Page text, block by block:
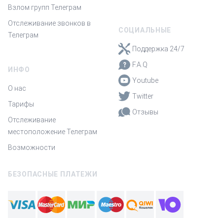
Взлом групп Телеграм
Отслеживание звонков в
Телеграм
ИНФО
О нас
Тарифы
Отслеживание
местоположение Телеграм
Возможности
СОЦИАЛЬНЫЕ
Поддержка 24/7
F.A.Q
Youtube
Twitter
Отзывы
БЕЗОПАСНЫЕ ПЛАТЕЖИ